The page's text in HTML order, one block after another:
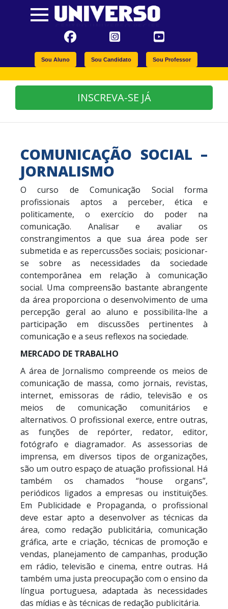
Sou Aluno Sou Candidato Sou Professor
INSCREVA-SE JÁ
COMUNICAÇÃO SOCIAL –
JORNALISMO
O curso de Comunicação Social forma
profissionais aptos a perceber, ética e
politicamente, o exercício do poder na
comunicação. Analisar e avaliar os
constrangimentos a que sua área pode ser
submetida e as repercussões sociais; posicionar-
se sobre as necessidades da sociedade
contemporânea em relação à comunicação
social. Uma compreensão bastante abrangente
da área proporciona o desenvolvimento de uma
percepção geral ao aluno e possibilita-lhe a
participação em discussões pertinentes à
comunicação e a seus reflexos na sociedade.
MERCADO DE TRABALHO
A área de Jornalismo compreende os meios de
comunicação de massa, como jornais, revistas,
internet, emissoras de rádio, televisão e os
meios de comunicação comunitários e
alternativos. O profissional exerce, entre outras,
as funções de repórter, redator, editor,
fotógrafo e diagramador. As assessorias de
imprensa, em diversos tipos de organizações,
são um outro espaço de atuação profissional. Há
também os chamados “house organs”,
periódicos ligados a empresas ou instituições.
Em Publicidade e Propaganda, o profissional
deve estar apto a desenvolver as técnicas da
área, como redação publicitária, comunicação
gráfica, arte e criação, técnicas de promoção e
vendas, planejamento de campanhas, produção
em rádio, televisão e cinema, entre outras. Há
também uma justa preocupação com o ensino da
língua portuguesa, adaptada às necessidades
das mídias e às técnicas de redação publicitária.